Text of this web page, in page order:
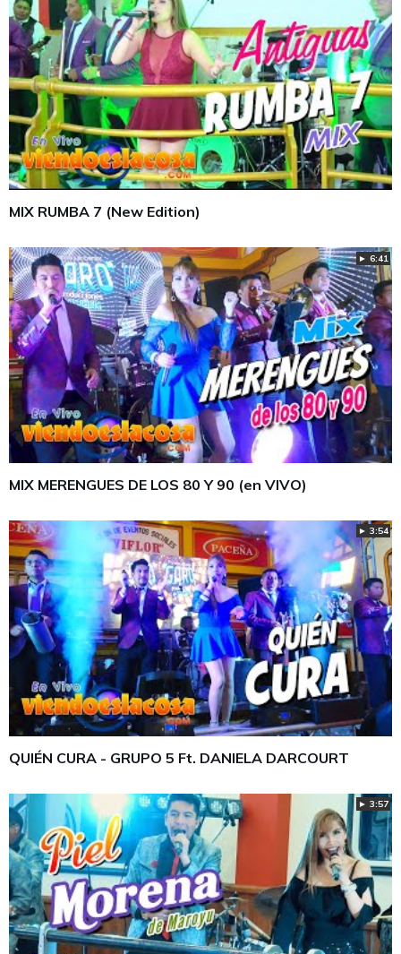
MIX RUMBA 7 (New Edition)
► 6:41
MIX MERENGUES DE LOS 80 Y 90 (en VIVO)
► 3:54
QUIÉN CURA - GRUPO 5 Ft. DANIELA DARCOURT
► 3:57